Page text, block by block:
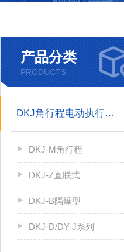
产品分类
PRODUCTS
DKJ角行程电动执行机构
DKJ-M角行程
DKJ-Z直联式
DKJ-B隔爆型
DKJ-D/DY-J系列